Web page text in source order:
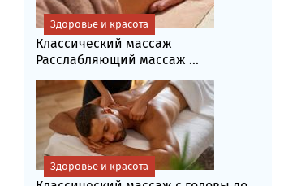
Классический массаж
Расслабляющий массаж ...
Здоровье и красота
Здоровье и красота